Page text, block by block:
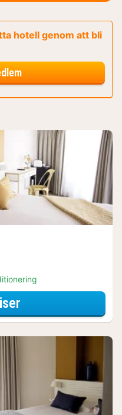
hotell genom att bli
för Comfort